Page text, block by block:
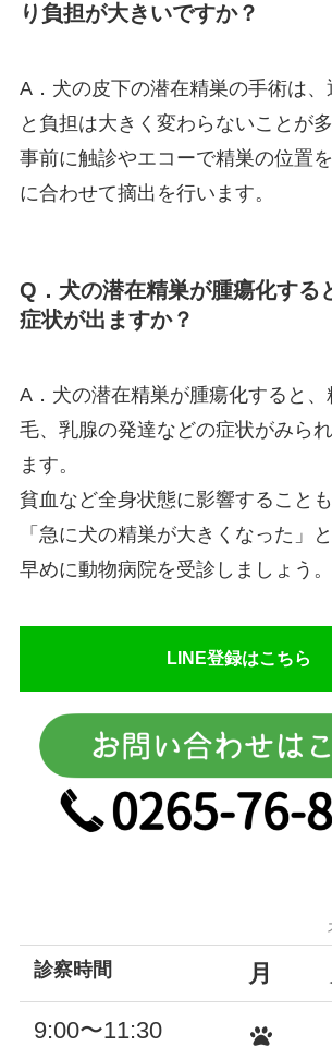
り負担が大きいですか？
A．犬の皮下の潜在精巣の手術は
と負担は大きく変わらないことが多
事前に触診やエコーで精巣の位置
に合わせて摘出を行います。
Q．犬の潜在精巣が腫瘍化する
症状が出ますか？
A．犬の潜在精巣が腫瘍化すると
毛、乳腺の発達などの症状がみら
ます。
貧血など全身状態に影響することも
「急に犬の精巣が大きくなった」
早めに動物病院を受診しましょう。
LINE登録はこちら
診察時間 月
9:00〜11:30